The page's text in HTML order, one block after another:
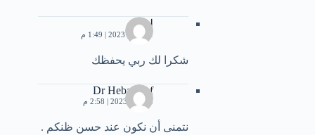
ليليا
31 مايو، 2023 | 1:49 م
شكرا لك ربي يحفظك
Dr Heba Atef
3 يونيو، 2023 | 2:58 م
نتمنى أن نكون عند حسن ظنكم .